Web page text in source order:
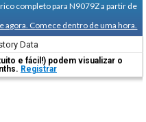
completo para N9079Z a partir de
agora. Comece dentro de uma hora.
Data
e fácil!) podem visualizar o
Registrar